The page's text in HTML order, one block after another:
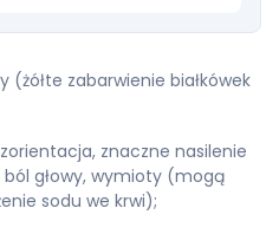
zabarwienie białkówek
znaczne nasilenie
głowy, wymioty (mogą
sodu we krwi);